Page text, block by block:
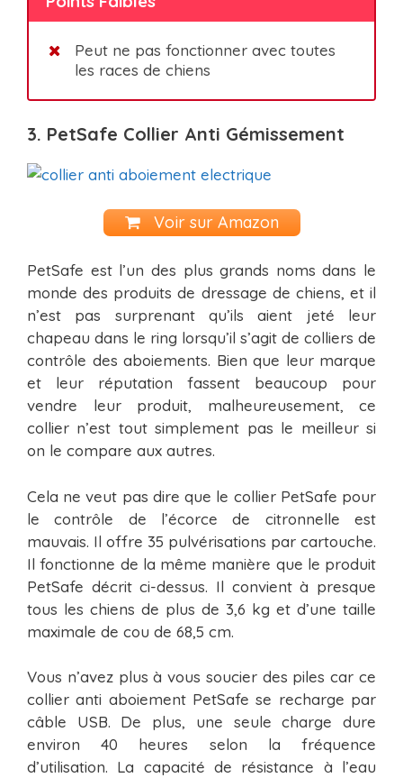
Peut ne pas fonctionner avec toutes
les races de chiens
3. PetSafe Collier Anti Gémissement
Voir sur Amazon
PetSafe est l’un des plus grands noms dans le
monde des produits de dressage de chiens, et il
n’est pas surprenant qu’ils aient jeté leur
chapeau dans le ring lorsqu’il s’agit de colliers de
contrôle des aboiements. Bien que leur marque
et leur réputation fassent beaucoup pour
vendre leur produit, malheureusement, ce
collier n’est tout simplement pas le meilleur si
on le compare aux autres.
Cela ne veut pas dire que le collier PetSafe pour
le contrôle de l’écorce de citronnelle est
mauvais. Il offre 35 pulvérisations par cartouche.
Il fonctionne de la même manière que le produit
PetSafe décrit ci-dessus. Il convient à presque
tous les chiens de plus de 3,6 kg et d’une taille
maximale de cou de 68,5 cm.
Vous n’avez plus à vous soucier des piles car ce
collier anti aboiement PetSafe se recharge par
câble USB. De plus, une seule charge dure
environ 40 heures selon la fréquence
d’utilisation. La capacité de résistance à l’eau